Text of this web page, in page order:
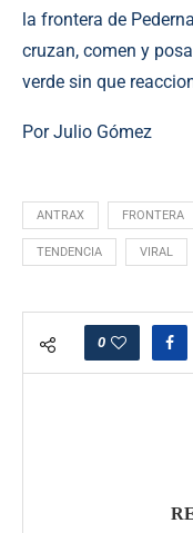
la frontera de
cruzan, comen y
verde sin que
Por Julio Gómez
ANTRAX FRONTERA
TENDENCIA VIRAL
0